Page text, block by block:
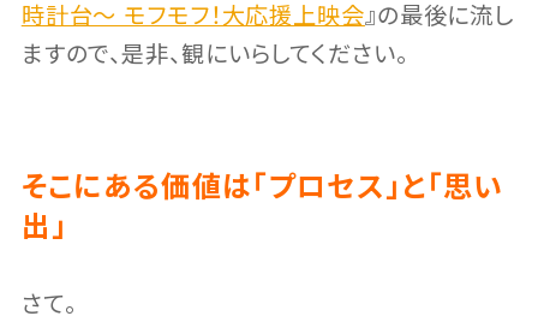
時計台〜 モフモフ！大応援上映会』の最後に流し
ますので、是非、観にいらしてください。
そこにある価値は「プロセス」と「思い
出」
さて。